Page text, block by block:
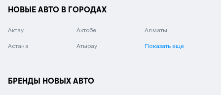
НОВЫЕ АВТО В ГОРОДАХ
Актау Актобе Алматы
Астана Атырау Показать еще
БРЕНДЫ НОВЫХ АВТО